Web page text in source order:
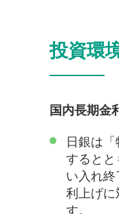
投資環
国内長期金
日銀は
するとと
い入れ
利上げに
す。